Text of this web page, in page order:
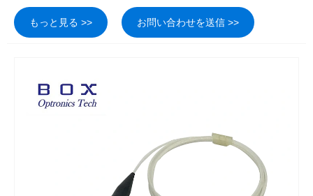
もっと見る >> お問い合わせを送信 >>